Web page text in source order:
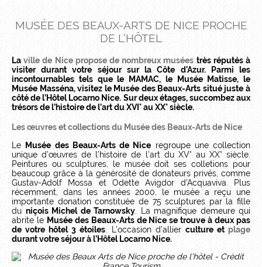
MUSÉE DES BEAUX-ARTS DE NICE PROCHE
DE L’HÔTEL
Laville de Nice propose de nombreux musées très réputés à
visiter durant votre séjour sur la Côte d’Azur. Parmi les
incontournables tels que le MAMAC, le Musée Matisse, le
Musée Masséna, visitez le Musée des Beaux-Arts situé juste à
côté de l’Hôtel Locarno Nice. Sur deux étages, succombez aux
trésors de l’histoire de l’art du XVI° au XX° siècle.
Les œuvres et collections du Musée des Beaux-Arts de Nice
Le
Musée des Beaux-Arts de Nice regroupe une collection
unique d’œuvres de l’histoire de l’art du XV° au XX° siècle.
Peintures ou sculptures, le musée doit ses colletions pour
beaucoup grâce à la générosité de donateurs privés, comme
Gustav-Adolf Mossa et Odette Avigdor d’Acquaviva. Plus
récemment, dans les années 2000, le musée a reçu une
importante donation constituée de 75 sculptures par la fille
du niçois Michel de Tarnowsky . La magnifique demeure qui
abrite le Musée des Beaux-Arts de Nice se trouve à deux pas
de votre hôtel 3 étoiles . L’occasion d’allier culture etplage
durant votre séjour à l’Hôtel Locarno Nice.